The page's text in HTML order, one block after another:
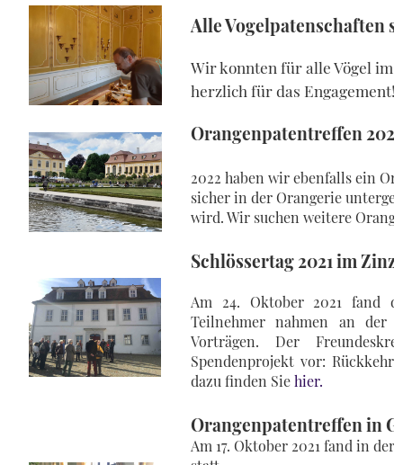
Alle Vogelpatenschaften
Wir konnten für alle Vögel im
herzlich für das Engagement!
Orangenpatentreffen
2022 haben wir ebenfalls ein
sicher in der Orangerie
wird. Wir suchen weitere
Schlössertag 2021 im
Am 24. Oktober 2021 fand
Teilnehmer nahmen an der
Vorträgen. Der
Spendenprojekt vor: Rückkehr
dazu finden Siehier.
Orangenpatentreffen in
Am 17. Oktober 2021 fand in